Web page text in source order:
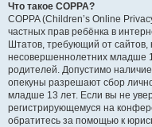
Что такое COPPA?
COPPA (Children’s Online
частных прав ребёнка в
Штатов, требующий от
несовершеннолетних младше
родителей. Допустимо
опекуны разрешают сбор
младше 13 лет. Если вы не
регистрирующемуся на
обратитесь за помощью к